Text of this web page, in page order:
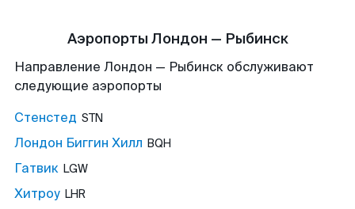
Аэропорты Лондон — Рыбинск
Направление Лондон — Рыбинск обслуживают
следующие аэропорты
Стенстед STN
Лондон Биггин Хилл BQH
Гатвик LGW
Хитроу LHR